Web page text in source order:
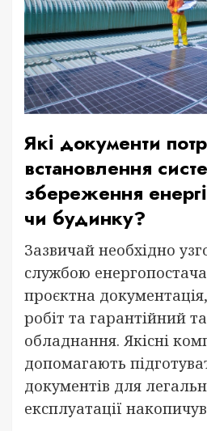
Які документи
встановлення
збереження
чи будинку?
Зазвичай необхідно
службою
проєктна
робіт та гарантійний
обладнання. Якісні
допомагають
документів для
експлуатації